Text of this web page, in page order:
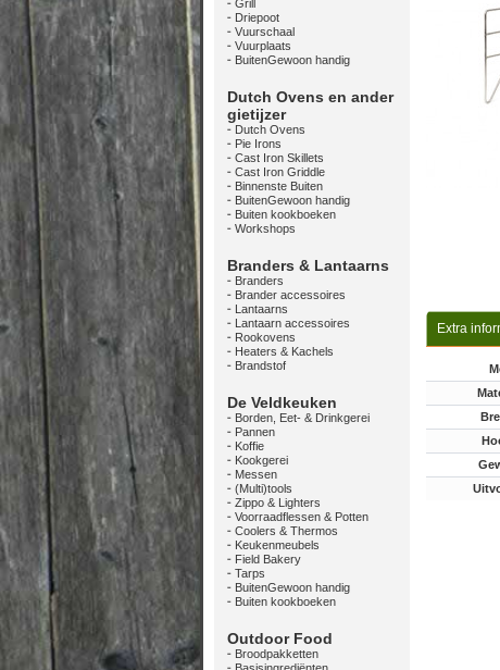
Grill
Driepoot
Vuurschaal
Vuurplaats
BuitenGewoon handig
Dutch Ovens en ander
gietijzer
Dutch Ovens
Pie Irons
Cast Iron Skillets
Cast Iron Griddle
Binnenste Buiten
BuitenGewoon handig
Buiten kookboeken
Workshops
Branders & Lantaarns
Branders
Brander accessoires
Lantaarns
Lantaarn accessoires
Rookovens
Heaters & Kachels
Brandstof
De Veldkeuken
Borden, Eet- & Drinkgerei
Pannen
Koffie
Kookgerei
Messen
(Multi)tools
Zippo & Lighters
Voorraadflessen & Potten
Coolers & Thermos
Keukenmeubels
Field Bakery
Tarps
BuitenGewoon handig
Buiten kookboeken
Outdoor Food
Broodpakketten
Extra